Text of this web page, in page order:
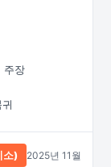
주장
소) 2025년 11월